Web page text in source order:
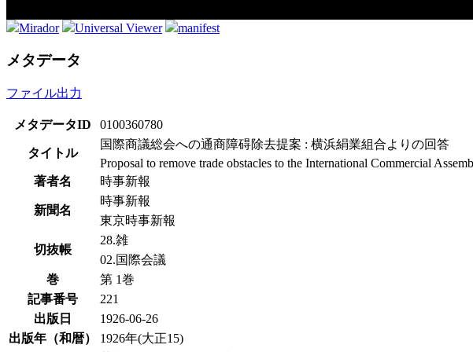
Mirador Universal Viewer manifest
メタデータ
ファイル出力
メタデータID 0100360780
タイトル
国際商議総会への通商障碍除去提案 : 横浜絹業組合よりの回答
Proposal to remove trade obstacles to the International Commercial
著者名
時事新報
新聞名
時事新報
東京時事新報
切抜帳
28.雑
02.国際会議
巻
第 1巻
記事番号
221
出版日
1926-06-26
出版年（和暦）
1926年(大正15)